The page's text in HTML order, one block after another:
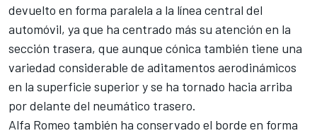
devuelto en forma paralela a la línea central del
automóvil, ya que ha centrado más su atención en la
sección trasera, que aunque cónica también tiene una
variedad considerable de aditamentos aerodinámicos
en la superficie superior y se ha tornado hacia arriba
por delante del neumático trasero.
Alfa Romeo también ha conservado el borde en forma